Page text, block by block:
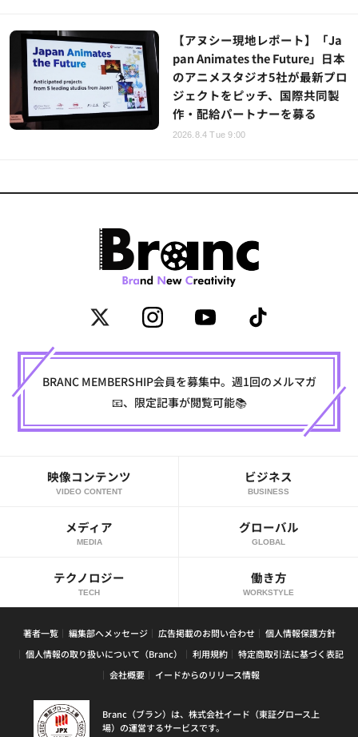
【アヌシー現地レポート】「Ja
pan Animates the Future」日本
のアニメスタジオ5社が最新プロ
ジェクトをピッチ、国際共同製
作・配給パートナーを募る
2026.8.4 Tue 9:00
BRANC MEMBERSHIP会員を募集中。週1回のメルマガ
📧、限定記事が閲覧可能📚
映像コンテンツ
VIDEO CONTENT
ビジネス
BUSINESS
メディア
MEDIA
グローバル
GLOBAL
テクノロジー
TECH
働き方
WORKSTYLE
著者一覧 編集部へメッセージ 広告掲載のお問い合わせ
個人情報保護方針
個人情報の取り扱いについて（Branc）
利用規約
特定商取引法に基づく表記
会社概要
イードからのリリース情報
Branc（ブラン）は、株式会社イード（東証グロース上
場）の運営するサービスです。